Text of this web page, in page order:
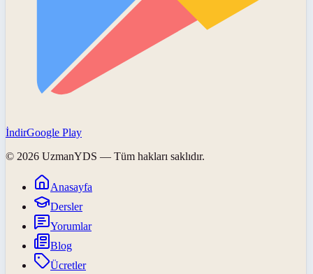
İndirGoogle Play
© 2026 UzmanYDS — Tüm hakları saklıdır.
Anasayfa
Dersler
Yorumlar
Blog
Ücretler